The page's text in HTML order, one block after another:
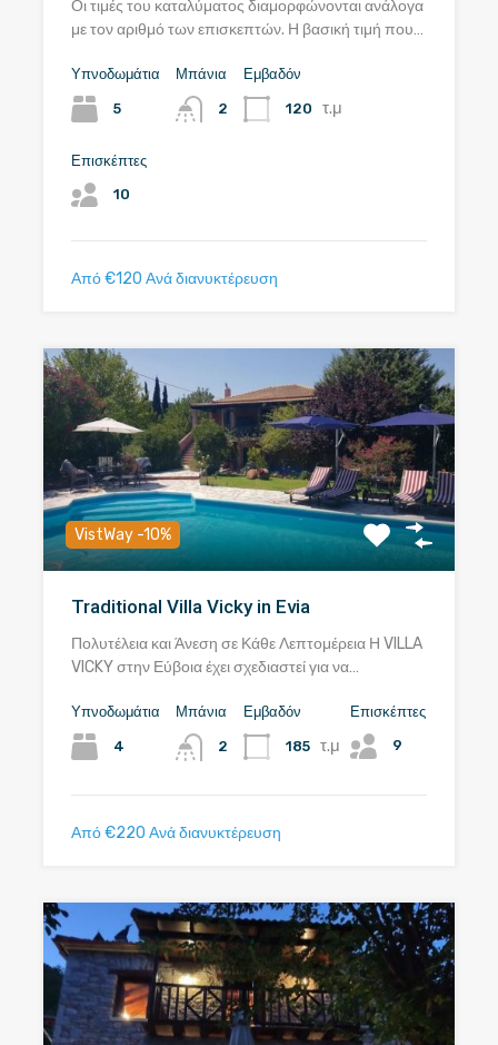
Οι τιμές του καταλύματος διαμορφώνονται ανάλογα
με τον αριθμό των επισκεπτών. Η βασική τιμή που…
Υπνοδωμάτια
5
Μπάνια
2
Εμβαδόν
120 τ.μ
Επισκέπτες
10
Από €120 Ανά διανυκτέρευση
VistWay -10%
Traditional Villa Vicky in Evia
Πολυτέλεια και Άνεση σε Κάθε Λεπτομέρεια Η VILLA
VICKY στην Εύβοια έχει σχεδιαστεί για να…
Υπνοδωμάτια
4
Μπάνια
2
Εμβαδόν
185 τ.μ
Επισκέπτες
9
Από €220 Ανά διανυκτέρευση